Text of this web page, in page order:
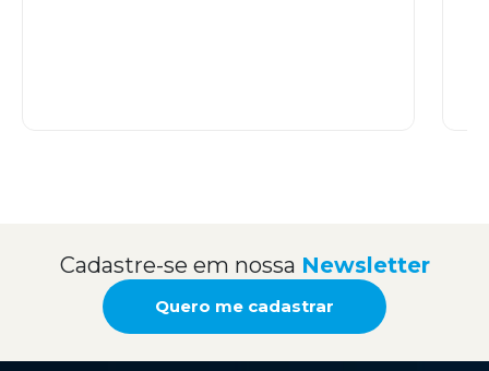
Cadastre-se em nossa Newsletter
Quero me cadastrar